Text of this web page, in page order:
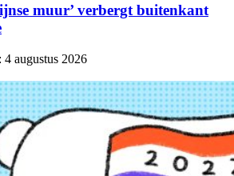
muur’ verbergt buitenkant
4 augustus 2026